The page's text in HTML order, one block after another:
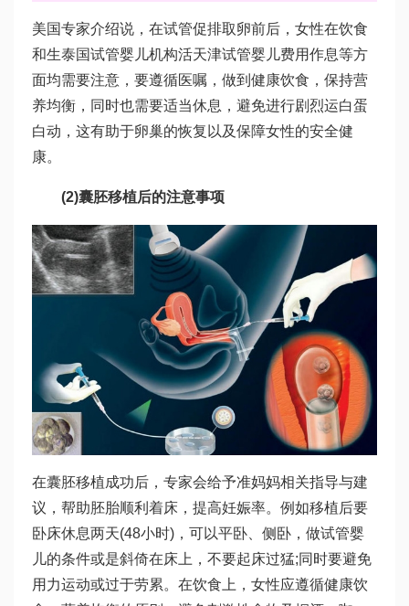
美国专家介绍说，在试管促排取卵前后，女性在饮食
和生泰国试管婴儿机构活天津试管婴儿费用作息等方
面均需要注意，要遵循医嘱，做到健康饮食，保持营
养均衡，同时也需要适当休息，避免进行剧烈运白蛋
白动，这有助于卵巢的恢复以及保障女性的安全健
康。
(2)囊胚移植后的注意事项
在囊胚移植成功后，专家会给予准妈妈相关指导与建
议，帮助胚胎顺利着床，提高妊娠率。例如移植后要
卧床休息两天(48小时)，可以平卧、侧卧， 做试管婴
儿的条件或是斜倚在床上，不要起床过猛;同时要避免
用力运动或过于劳累。在饮食上，女性应遵循健康饮